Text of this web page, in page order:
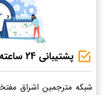
پشتیبانی 24 ساعته
شبکه مترجمین اشراق